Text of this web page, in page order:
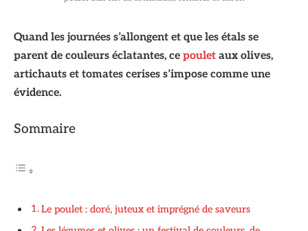
Quand les journées s’allongent et que les étals se
parent de couleurs éclatantes, ce poulet aux olives,
artichauts et tomates cerises s’impose comme une
évidence.
Sommaire
Le poulet : doré, juteux et imprégné de saveurs